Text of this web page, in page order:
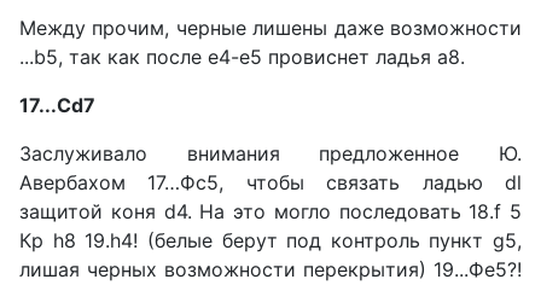
Между прочим, черные лише­ны даже возможности
...b5, так как после е4-е5 провиснет ла­дья а8.
17...Сd7
Заслуживало внимания предложенное Ю.
Авербахом 17…Фс5, чтобы связать ладью dl
защитой коня d4. На это могло последовать 18.f 5
Кр h8 19.h4! (бе­лые берут под контроль пункт g5,
лишая черных возможности перекрытия) 19...Фе5?!